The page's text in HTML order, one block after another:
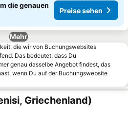
die genauen
Preise sehen
Mehr
die wir von Buchungswebsites
Das bedeutet, dass Du
genau dasselbe Angebot findest, das
wenn Du auf der Buchungswebsite
Griechenland)